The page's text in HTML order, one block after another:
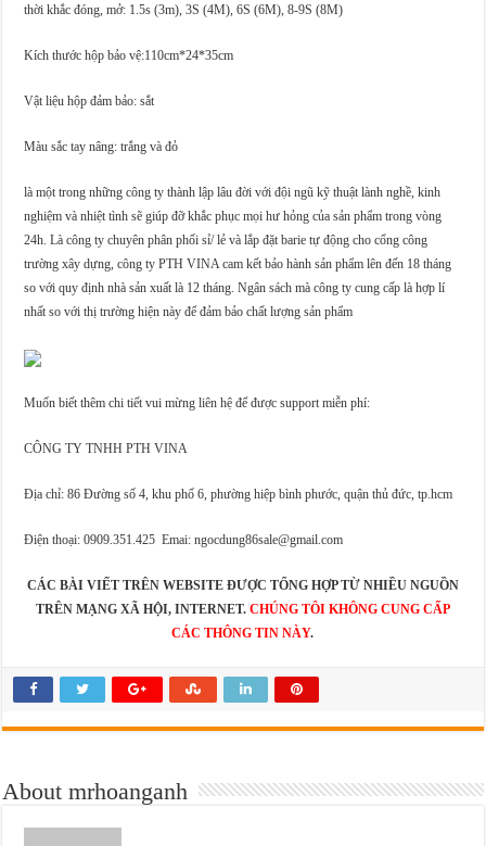
thời khắc đóng, mở: 1.5s (3m), 3S (4M), 6S (6M), 8-9S (8M)
Kích thước hộp bảo vệ:110cm*24*35cm
Vật liệu hộp đảm bảo: sắt
Màu sắc tay nâng: trắng và đỏ
là một trong những công ty thành lập lâu đời với đội ngũ kỹ thuật lành nghề, kinh
nghiệm và nhiệt tình sẽ giúp đỡ khắc phục mọi hư hỏng của sản phẩm trong vòng
24h. Là công ty chuyên phân phối sỉ/ lẻ và lắp đặt barie tự động cho cổng công
trường xây dựng, công ty PTH VINA cam kết bảo hành sản phẩm lên đến 18 tháng
so với quy định nhà sản xuất là 12 tháng. Ngân sách mà công ty cung cấp là hợp lí
nhất so với thị trường hiện này để đảm bảo chất lượng sản phẩm
Muốn biết thêm chi tiết vui mừng liên hệ để được support miễn phí:
CÔNG TY TNHH PTH VINA
Địa chỉ: 86 Đường số 4, khu phố 6, phường hiệp bình phước, quận thủ đức, tp.hcm
Điện thoại: 0909.351.425 Emai: ngocdung86sale@gmail.com
CÁC BÀI VIẾT TRÊN WEBSITE ĐƯỢC TỔNG HỢP TỪ NHIỀU NGUỒN
TRÊN MẠNG XÃ HỘI, INTERNET. CHÚNG TÔI KHÔNG CUNG CẤP
CÁC THÔNG TIN NÀY.
About mrhoanganh